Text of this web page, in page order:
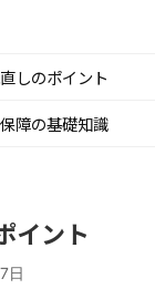
しのポイント
障の基礎知識
イント
日